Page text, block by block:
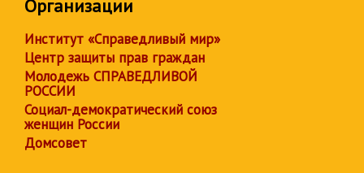
Организации
Институт «Справедливый мир»
Центр защиты прав граждан
Молодежь СПРАВЕДЛИВОЙ
РОССИИ
Социал-демократический союз
женщин России
Домсовет